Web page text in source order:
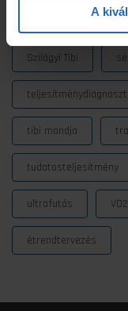
A
Szilágyi Tibi
tibi mondja
tudatosteljesítmény
ultrafutás
étrendtervezés